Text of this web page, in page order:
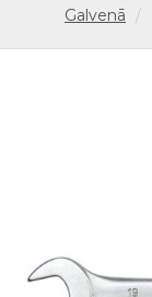
Galvenā